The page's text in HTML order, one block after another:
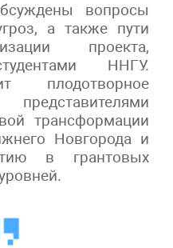
вопросы
а также пути
проекта,
ННГУ.
плодотворное
трансформации
Новгорода и
в грантовых